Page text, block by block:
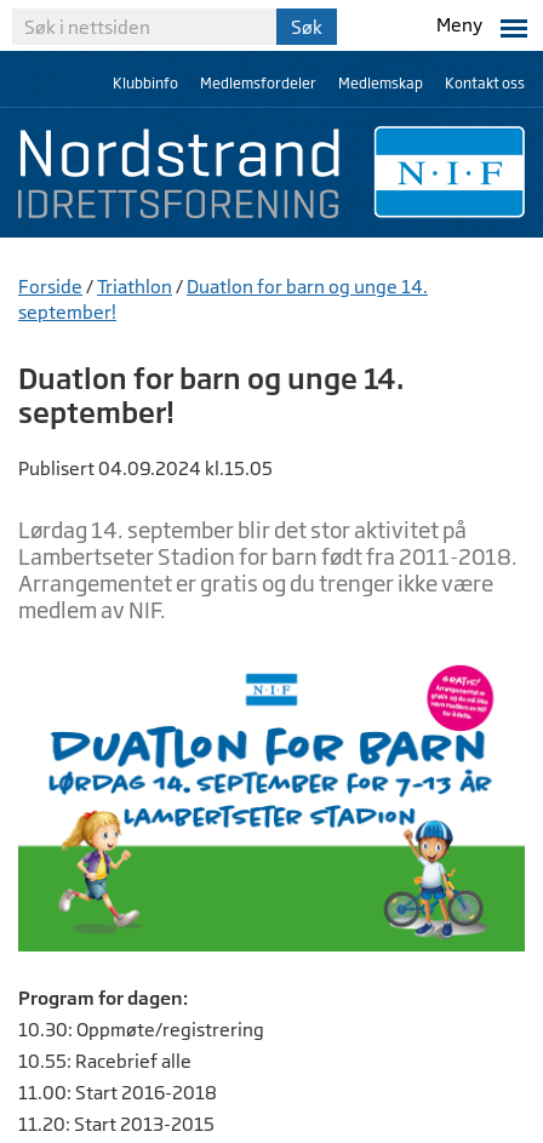
Meny
Klubbinfo Medlemsfordeler Medlemskap Kontakt oss
Forside /Triathlon / Duatlon for barn og unge 14.
september!
Duatlon for barn og unge 14.
september!
Publisert 04.09.2024 kl.15.05
Lørdag 14. september blir det stor aktivitet på
Lambertseter Stadion for barn født fra 2011-2018.
Arrangementet er gratis og du trenger ikke være
medlem av NIF.
Program for dagen:
10.30: Oppmøte/registrering
10.55: Racebrief alle
11.00: Start 2016-2018
11.20: Start 2013-2015